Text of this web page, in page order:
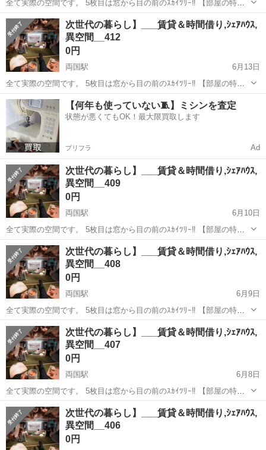
全て実際の空間です。 5枚目は窓から目の前のｽｶｲﾂﾘｰ‼︎ 【部屋の特
徴】 ➊生活に必要な全てがある (風呂ﾄｲﾚ,ﾛﾌﾄ＆ｿﾌｧﾍﾞｯﾄﾞ,洗濯乾燥機,
全料理対応家電, ➋8k大画面＆360°立体音響 ↪︎映画,You...
東京 墨田区 両国駅 シェアハウス
次世代の暮らし】___賃貸＆時間借り,ｼｪｱﾊｳｽ,
異空間__412
0円
両国駅
6月13日
全て実際の空間です。 5枚目は窓から目の前のｽｶｲﾂﾘｰ‼︎ 【部屋の特
徴】 ➊生活に必要な全てがある (風呂ﾄｲﾚ,ﾛﾌﾄ＆ｿﾌｧﾍﾞｯﾄﾞ,洗濯乾燥機,
全料理対応家電, ➋8k大画面＆360°立体音響 ↪︎映画,You...
東京 墨田区 両国駅 シェアハウス
【何年も使っていない🧵】ミシンを査定
状態が悪くてもOK！最大限買取します
プリフラ Ad
次世代の暮らし】___賃貸＆時間借り,ｼｪｱﾊｳｽ,
異空間__409
0円
両国駅
6月10日
全て実際の空間です。 5枚目は窓から目の前のｽｶｲﾂﾘｰ‼︎ 【部屋の特
徴】 ➊生活に必要な全てがある (風呂ﾄｲﾚ,ﾛﾌﾄ＆ｿﾌｧﾍﾞｯﾄﾞ,洗濯乾燥機,
全料理対応家電, ➋8k大画面＆360°立体音響 ↪︎映画,You...
東京 墨田区 両国駅 シェアハウス
次世代の暮らし】___賃貸＆時間借り,ｼｪｱﾊｳｽ,
異空間__408
0円
両国駅
6月9日
全て実際の空間です。 5枚目は窓から目の前のｽｶｲﾂﾘｰ‼︎ 【部屋の特
徴】 ➊生活に必要な全てがある (風呂ﾄｲﾚ,ﾛﾌﾄ＆ｿﾌｧﾍﾞｯﾄﾞ,洗濯乾燥機,
全料理対応家電, ➋8k大画面＆360°立体音響 ↪︎映画,You...
東京 墨田区 両国駅 シェアハウス 無料
次世代の暮らし】___賃貸＆時間借り,ｼｪｱﾊｳｽ,
異空間__407
0円
両国駅
6月8日
全て実際の空間です。 5枚目は窓から目の前のｽｶｲﾂﾘｰ‼︎ 【部屋の特
徴】 ➊生活に必要な全てがある (風呂ﾄｲﾚ,ﾛﾌﾄ＆ｿﾌｧﾍﾞｯﾄﾞ,洗濯乾燥機,
全料理対応家電, ➋8k大画面＆360°立体音響 ↪︎映画,You...
東京 墨田区 両国駅 シェアハウス
次世代の暮らし】___賃貸＆時間借り,ｼｪｱﾊｳｽ,
異空間__406
0円